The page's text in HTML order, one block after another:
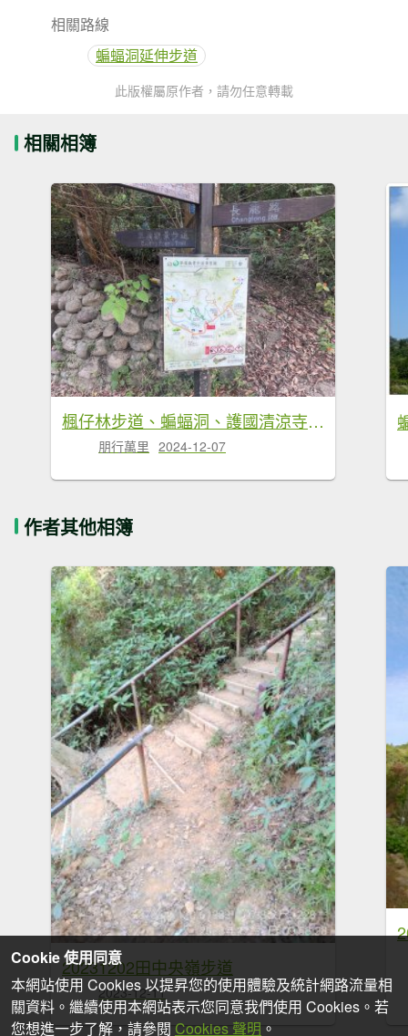
相關路線
蝙蝠洞延伸步道
此版權屬原作者，請勿任意轉載
相關相簿
楓仔林步道、蝙蝠洞、護國清涼寺、草嶺步道
朋行萬里 2024-12-07
作者其他相簿
20231202田中央嶺步道
2023-12-11
Cookie 使用同意
本網站使用 Cookies 以提昇您的使用體驗及統計網路流量相
關資料。繼續使用本網站表示您同意我們使用 Cookies。若
您想進一步了解，請參閱 Cookies 聲明 。